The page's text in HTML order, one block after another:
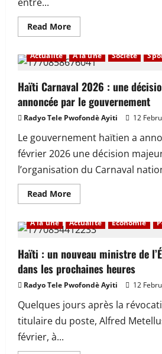
mérite
en
Haïti
Read MoreRead
more
–
Insécurité
au
moins
299
personnes
tuées
balles
en
janvier
2026
Actualité À la une Société
Haïti Carnaval 2026 : une
annoncée par le gouvernement
Radyo Tele Pwofondè Ayiti 12
Le gouvernement haïtien a
février 2026 une décision
l’organisation du Carnaval
Read MoreRead
more
Carnaval
2026
une
décision
importante
annoncée
par
gouvernement
À la une Actualité Economie
Haïti : un nouveau ministre de
dans les prochaines heures
Radyo Tele Pwofondè Ayiti 12
Quelques jours après la
titulaire du poste, Alfred
février, à...